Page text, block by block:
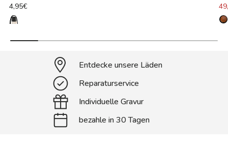
4,95€
Entdecke unsere Läden
Reparaturservice
Individuelle Gravur
bezahle in 30 Tagen